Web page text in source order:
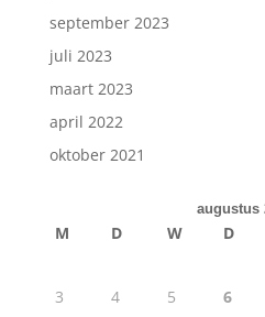
september 2023
juli 2023
maart 2023
april 2022
oktober 2021
augustus
M D W D
3
4 5 6